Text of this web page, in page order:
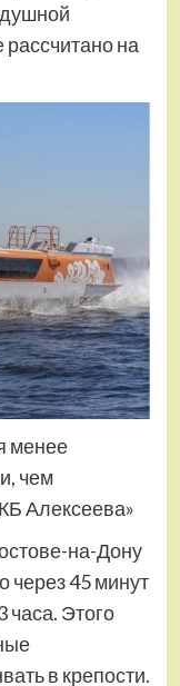
на
менее
чем
Алексеева»
на-Дону
через 45 минут
часа. Этого
в крепости.